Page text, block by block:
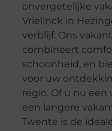
onvergetelijke
Vrielinck in
verblijf. Ons
combineert
schoonheid, en
voor uw
regio. Of u nu
een langere
Twente is de